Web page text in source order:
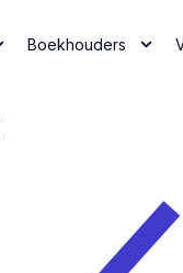
Boekhouders